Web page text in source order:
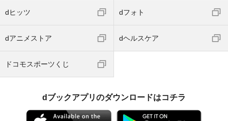
dヒッツ dフォト
dアニメストア dヘルスケア
ドコモスポーツくじ
dブックアプリのダウンロードはコチラ